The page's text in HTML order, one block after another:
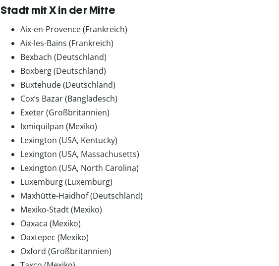
Stadt mit X in der Mitte
Aix-en-Provence (Frankreich)
Aix-les-Bains (Frankreich)
Bexbach (Deutschland)
Boxberg (Deutschland)
Buxtehude (Deutschland)
Cox’s Bazar (Bangladesch)
Exeter (Großbritannien)
Ixmiquilpan (Mexiko)
Lexington (USA, Kentucky)
Lexington (USA, Massachusetts)
Lexington (USA, North Carolina)
Luxemburg (Luxemburg)
Maxhütte-Haidhof (Deutschland)
Mexiko-Stadt (Mexiko)
Oaxaca (Mexiko)
Oaxtepec (Mexiko)
Oxford (Großbritannien)